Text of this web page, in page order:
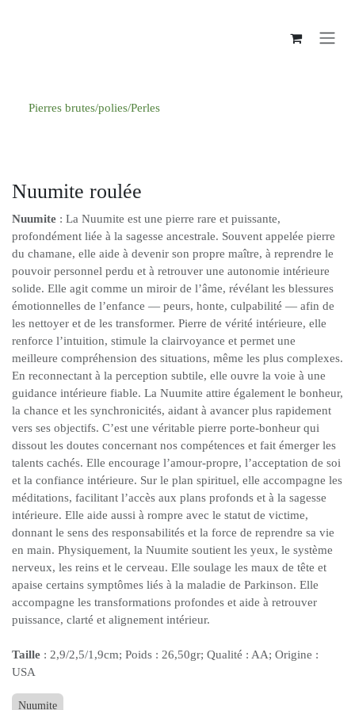
Pierres brutes/polies/Perles
Nuumite roulée
Nuumite : La Nuumite est une pierre rare et puissante,
profondément liée à la sagesse ancestrale. Souvent appelée pierre
du chamane, elle aide à devenir son propre maître, à reprendre le
pouvoir personnel perdu et à retrouver une autonomie intérieure
solide. Elle agit comme un miroir de l’âme, révélant les blessures
émotionnelles de l’enfance — peurs, honte, culpabilité — afin de
les nettoyer et de les transformer. Pierre de vérité intérieure, elle
renforce l’intuition, stimule la clairvoyance et permet une
meilleure compréhension des situations, même les plus complexes.
En reconnectant à la perception subtile, elle ouvre la voie à une
guidance intérieure fiable. La Nuumite attire également le bonheur,
la chance et les synchronicités, aidant à avancer plus rapidement
vers ses objectifs. C’est une véritable pierre porte-bonheur qui
dissout les doutes concernant nos compétences et fait émerger les
talents cachés. Elle encourage l’amour-propre, l’acceptation de soi
et la confiance intérieure. Sur le plan spirituel, elle accompagne les
méditations, facilitant l’accès aux plans profonds et à la sagesse
intérieure. Elle aide aussi à rompre avec le statut de victime,
donnant le sens des responsabilités et la force de reprendre sa vie
en main. Physiquement, la Nuumite soutient les yeux, le système
nerveux, les reins et le cerveau. Elle soulage les maux de tête et
apaise certains symptômes liés à la maladie de Parkinson. Elle
accompagne les transformations profondes et aide à retrouver
puissance, clarté et alignement intérieur.
Taille : 2,9/2,5/1,9cm; Poids : 26,50gr; Qualité : AA; Origine :
USA
Nuumite